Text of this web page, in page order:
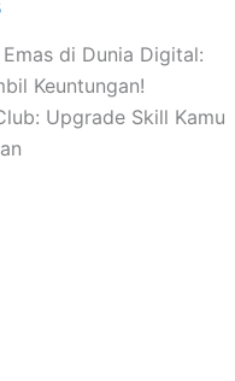
di Dunia Digital:
Keuntungan!
Upgrade Skill Kamu